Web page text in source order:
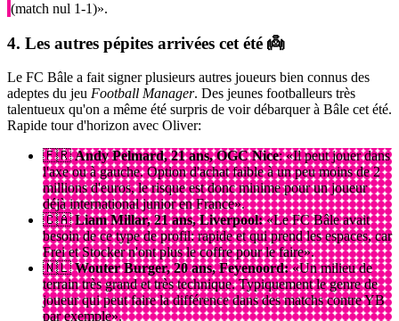
(match nul 1-1)».
4. Les autres pépites arrivées cet été 👼
Le FC Bâle a fait signer plusieurs autres joueurs bien connus des
adeptes du jeu Football Manager. Des jeunes footballeurs très
talentueux qu'on a même été surpris de voir débarquer à Bâle cet été.
Rapide tour d'horizon avec Oliver:
🇫🇷Andy Pelmard, 21 ans, OGC Nice: «Il peut jouer dans
l'axe ou à gauche. Option d'achat faible à un peu moins de 2
millions d'euros, le risque est donc minime pour un joueur
déjà international junior en France».
🇨🇦Liam Millar, 21 ans, Liverpool:«Le FC Bâle avait
besoin de ce type de profil: rapide et qui prend les espaces, car
Frei et Stocker n'ont plus le coffre pour le faire».
🇳🇱Wouter Burger, 20 ans, Feyenoord:«Un milieu de
terrain très grand et très technique. Typiquement le genre de
joueur qui peut faire la différence dans des matchs contre YB
par exemple».